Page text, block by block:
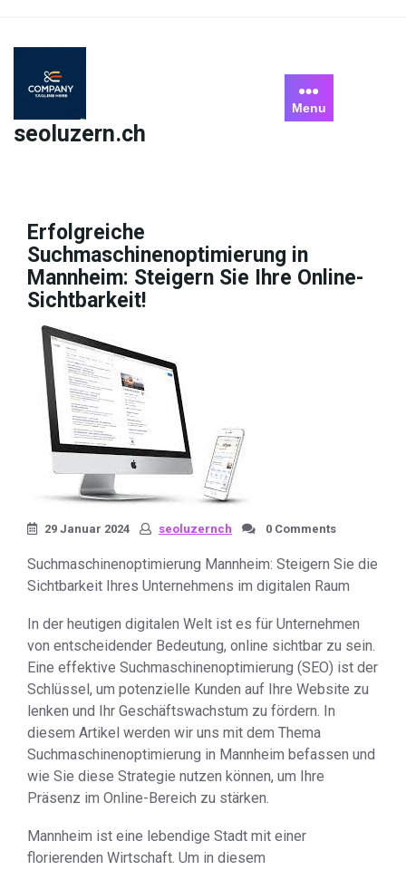
content
seoluzern.ch
Menu
Erfolgreiche
Suchmaschinenoptimierung in
Mannheim: Steigern Sie Ihre Online-
Sichtbarkeit!
29 Januar 2024 seoluzernch 0 Comments
Suchmaschinenoptimierung Mannheim: Steigern Sie die
Sichtbarkeit Ihres Unternehmens im digitalen Raum
In der heutigen digitalen Welt ist es für Unternehmen
von entscheidender Bedeutung, online sichtbar zu sein.
Eine effektive Suchmaschinenoptimierung (SEO) ist der
Schlüssel, um potenzielle Kunden auf Ihre Website zu
lenken und Ihr Geschäftswachstum zu fördern. In
diesem Artikel werden wir uns mit dem Thema
Suchmaschinenoptimierung in Mannheim befassen und
wie Sie diese Strategie nutzen können, um Ihre
Präsenz im Online-Bereich zu stärken.
Mannheim ist eine lebendige Stadt mit einer
florierenden Wirtschaft. Um in diesem